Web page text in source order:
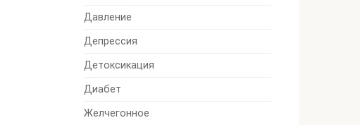
Давление
Депрессия
Детоксикация
Диабет
Желчегонное